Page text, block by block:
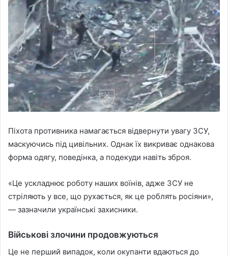
Піхота противника намагається відвернути увагу ЗСУ,
маскуючись під цивільних. Однак їх викриває однакова
форма одягу, поведінка, а подекуди навіть зброя.
«Це ускладнює роботу наших воїнів, адже ЗСУ не
стріляють у все, що рухається, як це роблять росіяни»,
— зазначили українські захисники.
Військові злочини продовжуються
Це не перший випадок, коли окупанти вдаються до